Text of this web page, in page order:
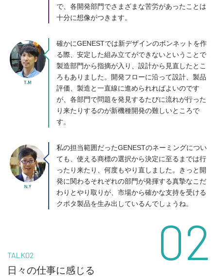
で、各開発部門でさまざまな苦労があったことは
十分に想像がつきます。
確かにGENESTでは新デザインのボンネットを作
る際、安定した組み立てができないということで
製造部門から指摘が入り、設計から見直したとこ
ろもありました。開発フローに沿って設計、製品
評価、製造と一直線に進められればよいのです
が、各部門で問題を発見するたびに流れが行った
り来たりするのが新機種開発の難しいところで
す。
私の担当範囲だったGENESTのネーミングについ
ても、使える商標の選択から決定に至るまでは行
ったり来たり、何度もやり直しました。きっと開
発に関わるそれぞれの部門が発揮する真摯なこだ
わりとやり取りが、市場から確かな支持を受ける
クボタ製品を生み出しているんでしょうね。
TALK02
日々の仕事に感じる
02